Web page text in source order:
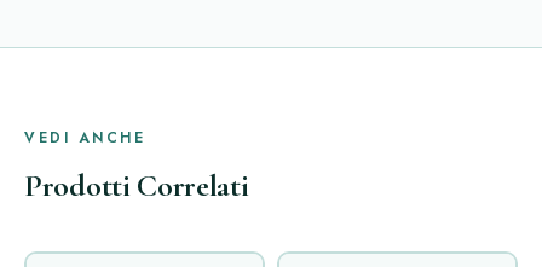
VEDI ANCHE
Prodotti Correlati